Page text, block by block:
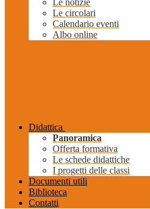
Le notizie
Le circolari
Calendario eventi
Albo online
Didattica
Panoramica
Offerta formativa
Le schede didattiche
I progetti delle classi
Documenti utili
Biblioteca
Contatti